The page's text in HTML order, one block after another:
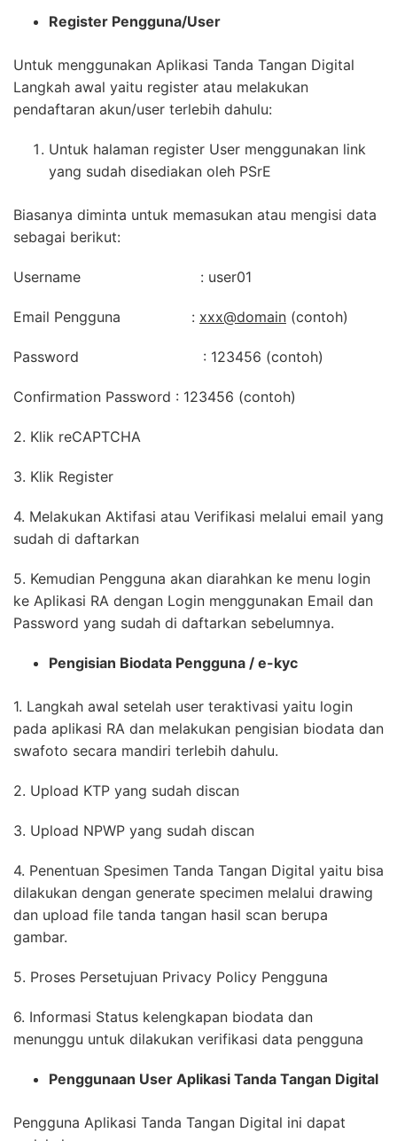
Register Pengguna/User
Untuk menggunakan Aplikasi Tanda Tangan Digital
Langkah awal yaitu register atau melakukan
pendaftaran akun/user terlebih dahulu:
Untuk halaman register User menggunakan link
yang sudah disediakan oleh PSrE
Biasanya diminta untuk memasukan atau mengisi data
sebagai berikut:
Username : user01
Email Pengguna : xxx@domain (contoh)
Password : 123456 (contoh)
Confirmation Password : 123456 (contoh)
2. Klik reCAPTCHA
3. Klik Register
4. Melakukan Aktifasi atau Verifikasi melalui email yang
sudah di daftarkan
5. Kemudian Pengguna akan diarahkan ke menu login
ke Aplikasi RA dengan Login menggunakan Email dan
Password yang sudah di daftarkan sebelumnya.
Pengisian Biodata Pengguna / e-kyc
1. Langkah awal setelah user teraktivasi yaitu login
pada aplikasi RA dan melakukan pengisian biodata dan
swafoto secara mandiri terlebih dahulu.
2. Upload KTP yang sudah discan
3. Upload NPWP yang sudah discan
4. Penentuan Spesimen Tanda Tangan Digital yaitu bisa
dilakukan dengan generate specimen melalui drawing
dan upload file tanda tangan hasil scan berupa
gambar.
5. Proses Persetujuan Privacy Policy Pengguna
6. Informasi Status kelengkapan biodata dan
menunggu untuk dilakukan verifikasi data pengguna
Penggunaan User Aplikasi Tanda Tangan Digital
Pengguna Aplikasi Tanda Tangan Digital ini dapat